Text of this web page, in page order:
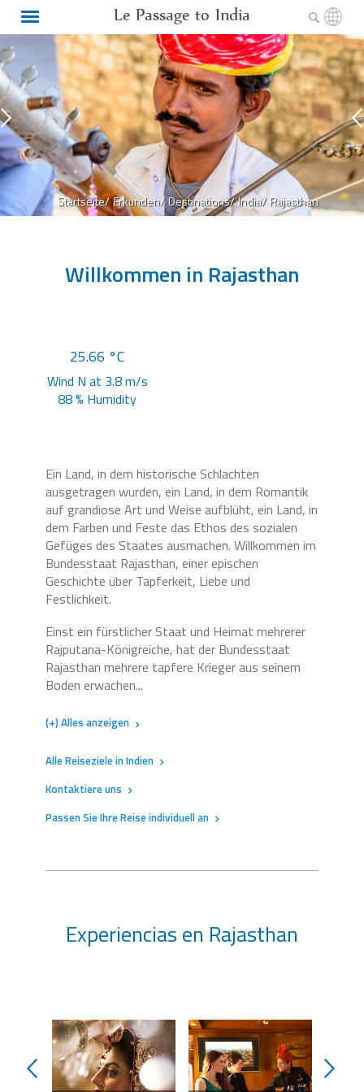
Le Passage to India
Startseite/Erkunden/Destinations/India/ Rajasthan
Willkommen in Rajasthan
25.66 °C
Wind N at 3.8 m/s
88 % Humidity
Ein Land, in dem historische Schlachten
ausgetragen wurden, ein Land, in dem Romantik
auf grandiose Art und Weise aufblüht, ein Land, in
dem Farben und Feste das Ethos des sozialen
Gefüges des Staates ausmachen. Willkommen im
Bundesstaat Rajasthan, einer epischen
Geschichte über Tapferkeit, Liebe und
Festlichkeit.
Einst ein fürstlicher Staat und Heimat mehrerer
Rajputana-Königreiche, hat der Bundesstaat
Rajasthan mehrere tapfere Krieger aus seinem
Boden erwachen...
(+) Alles anzeigen
Alle Reiseziele in Indien
Kontaktiere uns
Passen Sie Ihre Reise individuell an
Experiencias en Rajasthan
prev